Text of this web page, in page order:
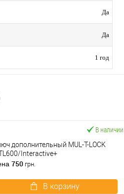
Да
Да
1 год
В наличии
дополнительный MUL-T-LOCK
Interactive+
750 грн.
В корзину